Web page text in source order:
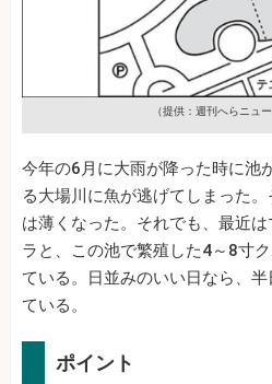
（提供：週刊へらニュ
今年の6月に大雨が降った時に池
る大場川に魚が逃げてしまった
は薄くなった。それでも、最近
ラと、この池で繁殖した4～8寸
ている。日並みのいい日なら、
ている。
ポイント